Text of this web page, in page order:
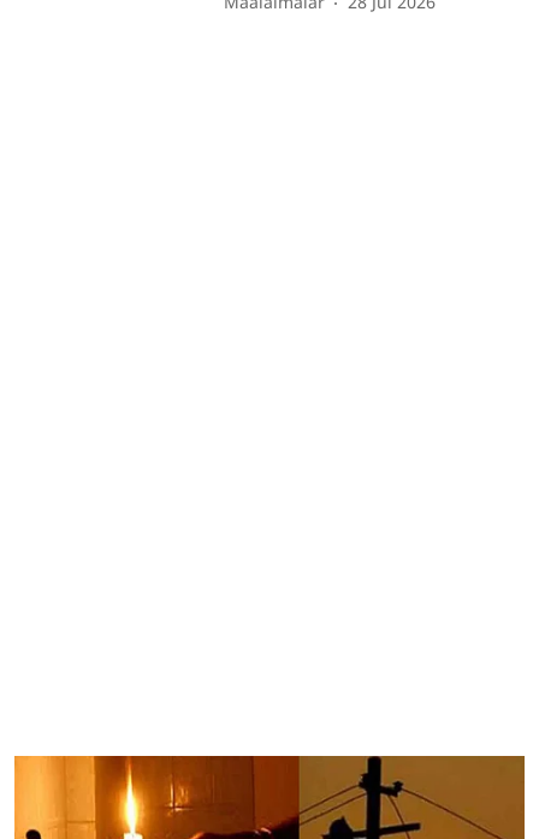
Maalaimalar 28 Jul 2026